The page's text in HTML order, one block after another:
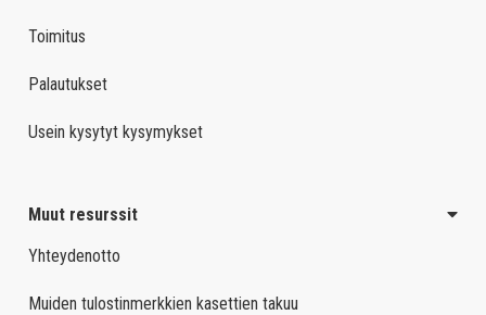
Toimitus
Palautukset
Usein kysytyt kysymykset
Muut resurssit
Yhteydenotto
Muiden tulostinmerkkien kasettien takuu